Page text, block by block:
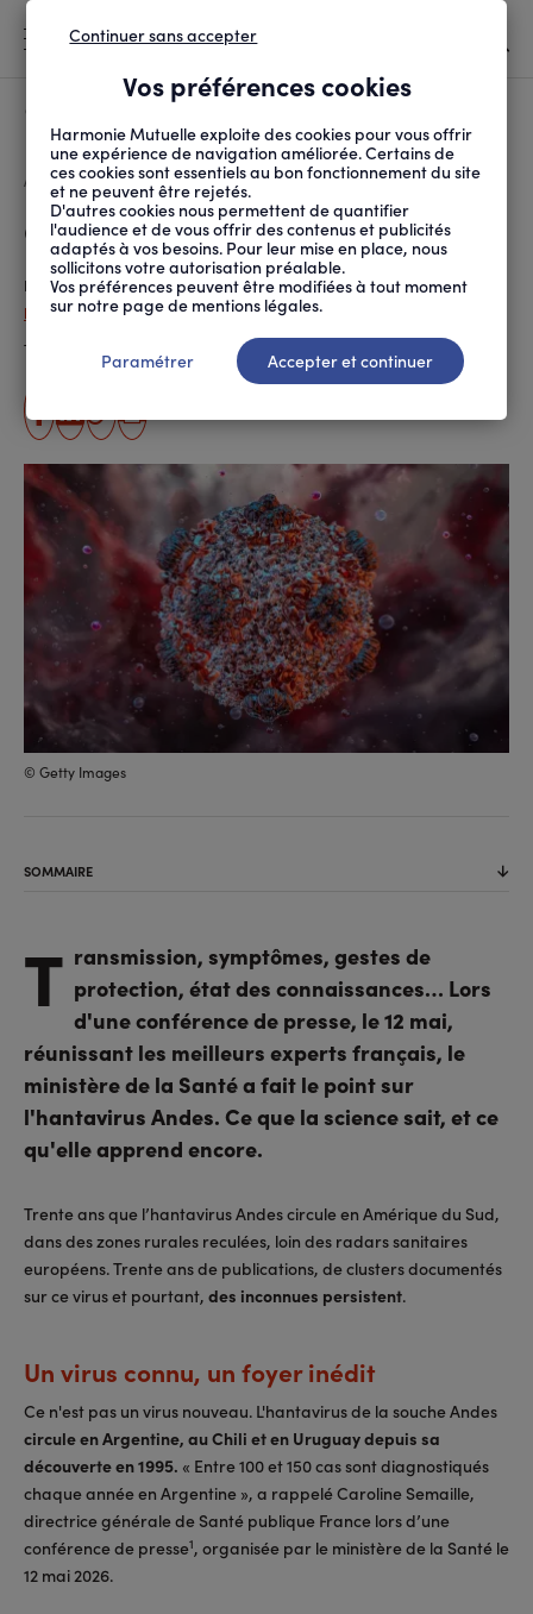
D'ARIANE
ACCUEIL SANTÉ ET SOINS MALADIES ET TRAITEMENTS CE QUE L’ON SAIT SUR...
Ce que l’on sait sur l’hantavirus
Publié le13.05.2026
Peggy Cardin-Changizi
Temps de lecture estimé 5 minute(s)
partager
sur
facebook
partager
sur
linkedin
Copier
l'URL
Imprimer
© Getty Images
SOMMAIRE
T ransmission, symptômes, gestes de
protection, état des connaissances… Lors
d'une conférence de presse, le 12 mai,
réunissant les meilleurs experts français, le
ministère de la Santé a fait le point sur
l'hantavirus Andes. Ce que la science sait, et ce
qu'elle apprend encore.
Trente ans que l’hantavirus Andes circule en Amérique du Sud,
dans des zones rurales reculées, loin des radars sanitaires
européens. Trente ans de publications, de clusters documentés
sur ce virus et pourtant, des inconnues persistent.
Un virus connu, un foyer inédit
Ce n'est pas un virus nouveau. L'hantavirus de la souche Andes
circule en Argentine, au Chili et en Uruguay depuis sa
découverte en 1995. « Entre 100 et 150 cas sont diagnostiqués
chaque année en Argentine », a rappelé Caroline Semaille,
directrice générale de Santé publique France lors d’une
conférence de presse1, organisée par le ministère de la Santé le
12 mai 2026.
Vos préférences cookies
Harmonie Mutuelle exploite des cookies pour vous offrir
une expérience de navigation améliorée. Certains de
ces cookies sont essentiels au bon fonctionnement du site
et ne peuvent être rejetés.
D'autres cookies nous permettent de quantifier
l'audience et de vous offrir des contenus et publicités
adaptés à vos besoins. Pour leur mise en place, nous
sollicitons votre autorisation préalable.
Vos préférences peuvent être modifiées à tout moment
sur notre page de mentions légales.
Continuer sans accepter
Paramétrer Accepter et continuer